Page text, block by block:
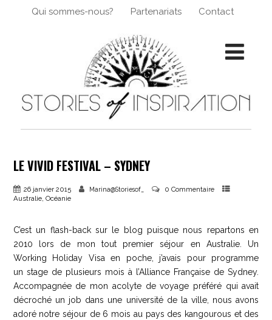
Qui sommes-nous? Partenariats Contact
LE VIVID FESTIVAL – SYDNEY
26 janvier 2015 Marina@Storiesof_
0 Commentaire
Australie, Océanie
C’est un flash-back sur le blog puisque nous repartons en
2010 lors de mon tout premier séjour en Australie. Un
Working Holiday Visa en poche, j’avais pour programme
un stage de plusieurs mois à l’Alliance Française de Sydney.
Accompagnée de mon acolyte de voyage préféré qui avait
décroché un job dans une université de la ville, nous avons
adoré notre séjour de 6 mois au pays des kangourous et des